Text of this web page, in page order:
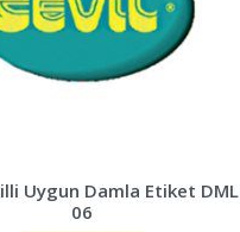
Uygun Damla Etiket DML
06